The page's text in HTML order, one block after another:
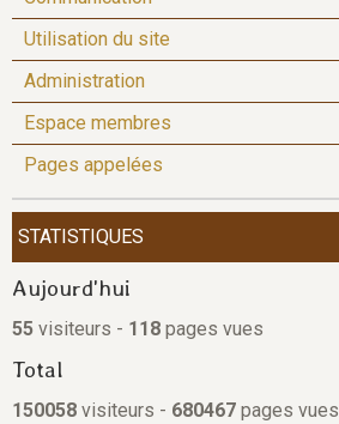
Utilisation du site
Administration
Espace membres
Pages appelées
STATISTIQUES
Aujourd'hui
55 visiteurs - 118 pages vues
Total
150058 visiteurs - 680467 pages vues